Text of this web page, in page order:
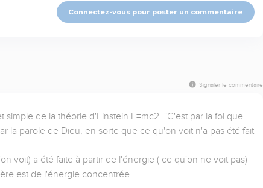
Connectez-vous pour poster un commentaire
Signaler le commentaire
simple de la théorie d'Einstein E=mc2. "C'est par la foi que
la parole de Dieu, en sorte que ce qu'on voit n'a pas été fait
voit) a été faite à partir de l'énergie ( ce qu'on ne voit pas)
est de l'énergie concentrée